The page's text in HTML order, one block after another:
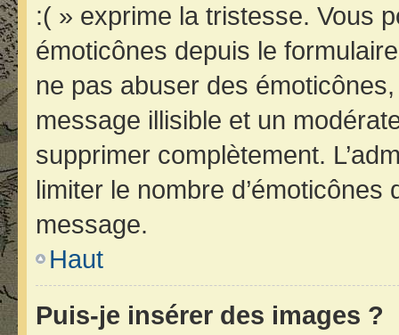
:( » exprime la tristesse. Vous
émoticônes depuis le
ne pas abuser des
message illisible et un
supprimer complètement.
limiter le nombre
message.
Haut
Puis-je insérer des images ?